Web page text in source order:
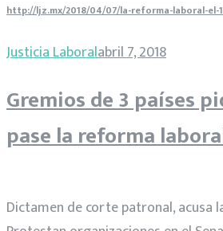
http://ljz.mx/2018/04/07/la-reforma-laboral-el-
Justicia Laboralabril 7, 2018
Gremios de 3 países
pase la reforma
Dictamen de corte patronal, acusa